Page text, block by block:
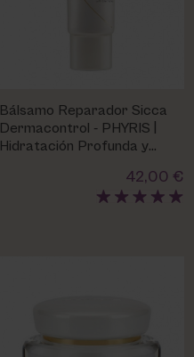
Bálsamo Reparador Sicca
Dermacontrol - PHYRIS |
Hidratación Profunda y
42,00 €